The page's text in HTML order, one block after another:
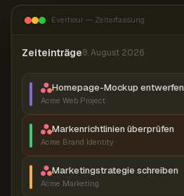
Everhour — Zeiterfassung
Zeiteinträge8. August 2026
Homepage-Mockup entwerfen
Acme Web Project
Markenrichtlinien überprüfen
Acme Brand Identity
Marketingstrategie schreiben
Acme Marketing